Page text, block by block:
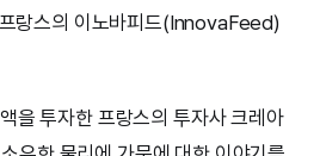
랑스의 이노바피드(InnovaFeed)
을 투자한 프랑스의 투자사 크레아